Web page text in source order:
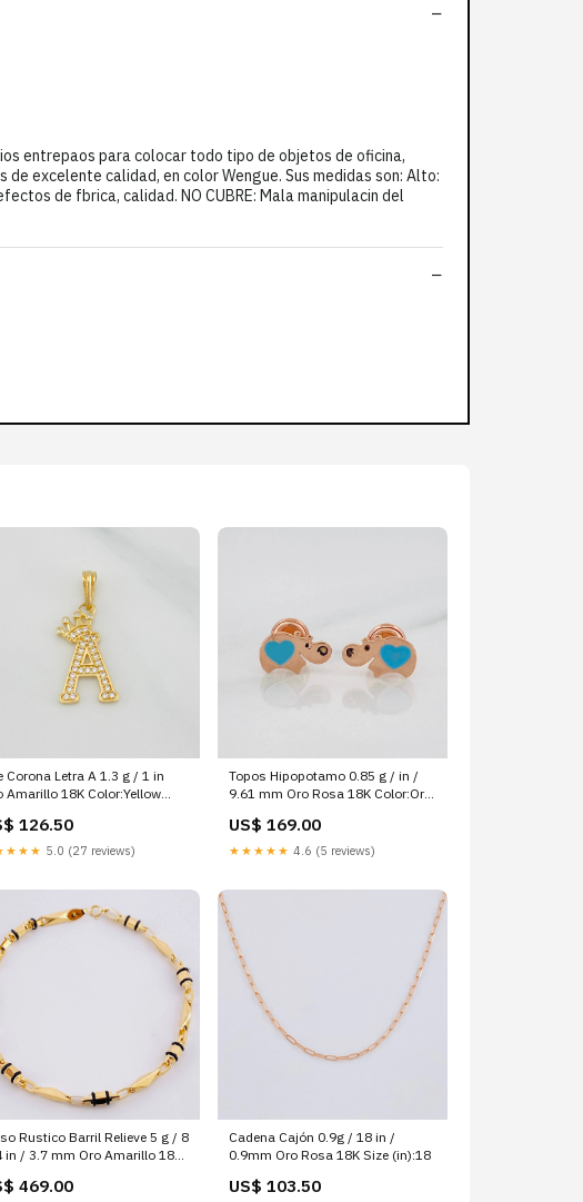
entrepaos para colocar todo tipo de objetos de oficina,
excelente calidad, en color Wengue. Sus medidas son: Alto:
de fbrica, calidad. NO CUBRE: Mala manipulacin del
Corona Letra A 1.3 g / 1 in
Amarillo 18K Color:Yellow
126.50
5.0 (27 reviews)
Topos Hipopotamo 0.85 g / in /
9.61 mm Oro Rosa 18K Color:Oro
US$ 169.00
★★★★★ 4.6 (5 reviews)
Rustico Barril Relieve 5 g / 8
in / 3.7 mm Oro Amarillo 18K
469.00
Cadena Cajón 0.9g / 18 in /
0.9mm Oro Rosa 18K Size (in):18
US$ 103.50